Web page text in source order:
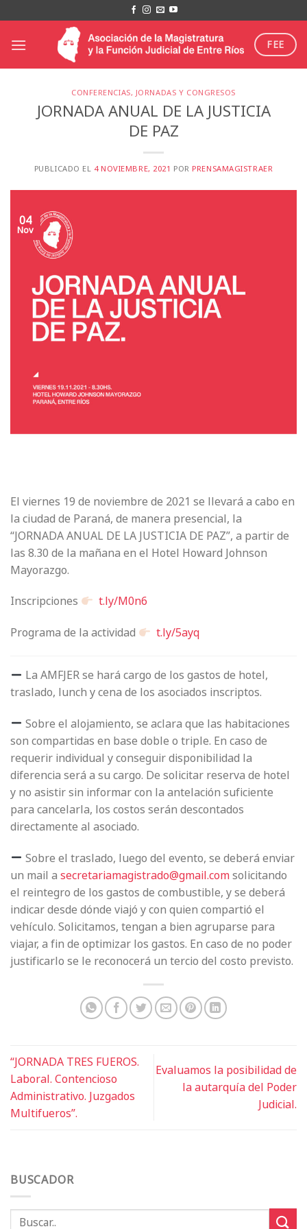
al
contenido
FEE
BUSCADOR
CONFERENCIAS, JORNADAS Y CONGRESOS
JORNADA ANUAL DE LA JUSTICIA
DE PAZ
PUBLICADO EL 4 NOVIEMBRE, 2021 POR PRENSAMAGISTRAER
04
Nov
El viernes 19 de noviembre de 2021 se llevará a cabo en
la ciudad de Paraná, de manera presencial, la
“JORNADA ANUAL DE LA JUSTICIA DE PAZ”, a partir de
las 8.30 de la mañana en el Hotel Howard Johnson
Mayorazgo.
Inscripciones
t.ly/M0n6
Programa de la actividad
t.ly/5ayq
La AMFJER se hará cargo de los gastos de hotel,
traslado, lunch y cena de los asociados inscriptos.
Sobre el alojamiento, se aclara que las habitaciones
son compartidas en base doble o triple. En caso de
requerir individual y conseguir disponibilidad la
diferencia será a su cargo. De solicitar reserva de hotel
y no asistir sin informar con la antelación suficiente
para cancelarla, los costos serán descontados
directamente al asociado.
Sobre el traslado, luego del evento, se deberá enviar
un mail asecretariamagistrado@gmail.comsolicitando
el reintegro de los gastos de combustible, y se deberá
indicar desde dónde viajó y con quien compartió el
vehículo. Solicitamos, tengan a bien agruparse para
viajar, a fin de optimizar los gastos. En caso de no poder
justificarlo se le reconocerá un tercio del costo previsto.
“JORNADA TRES FUEROS.
Laboral. Contencioso
Administrativo. Juzgados
Multifueros”.
Evaluamos la posibilidad de
la autarquía del Poder
Judicial.